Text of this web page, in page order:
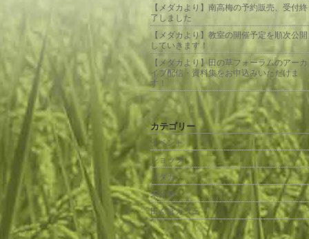
【メダカより】南高梅の予約販売、受付終
了しました
【メダカより】教室の開催予定を順次公開
していきます！
【メダカより】田の草フォーラムのアーカ
イブ配信・資料集をお申込みいただけま
す！
カテゴリー
イベント
ショップ
メダカ
未分類
田んぼカフェ